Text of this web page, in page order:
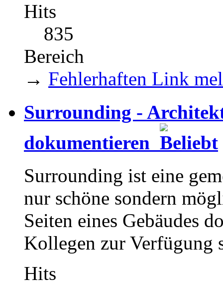
Hits
835
Bereich
→ Fehlerhaften Link
Surrounding -
dokumentieren
Surrounding ist eine
nur schöne sondern
Seiten eines Gebäudes
Kollegen zur Verfügung
Hits